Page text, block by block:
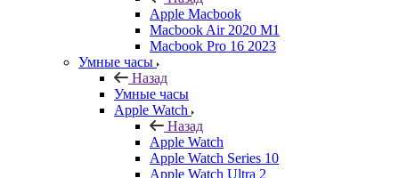
Apple Macbook
Macbook Air 2020 M1
Macbook Pro 16 2023
Умные часы
Назад
Умные часы
Apple Watch
Назад
Apple Watch
Apple Watch Series 10
Apple Watch Ultra 2